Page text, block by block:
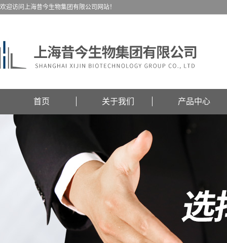
欢迎访问上海昔今生物集团有限公司网站！
首页 关于我们 产品中心